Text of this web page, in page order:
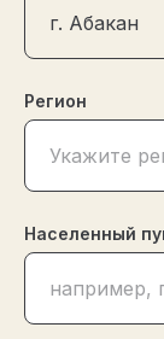
Регион
Населенный